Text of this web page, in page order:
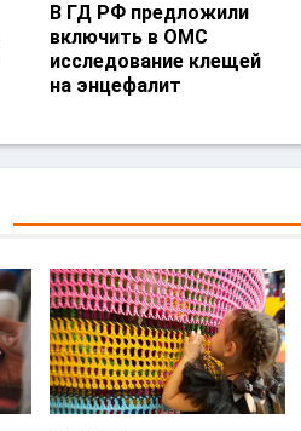
В ГД РФ предложили
включить в ОМС
исследование клещей
на энцефалит